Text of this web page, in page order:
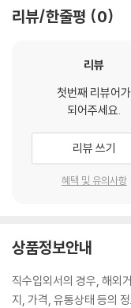
리뷰/한줄평 0
리뷰
첫번째 리뷰어가
되어주세요.
리뷰 쓰기
혜택 및 유의사항
상품정보안내
직수입외서의 경우, 해외
지, 가격, 유통상태 등의